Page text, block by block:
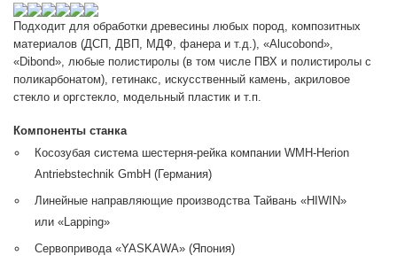
Подходит для обработки древесины любых пород, композитных
материалов (ДСП, ДВП, МДФ, фанера и т.д.), «Alucobond»,
«Dibond», любые полистиролы (в том числе ПВХ и полистиролы с
поликарбонатом), гетинакс, искусственный камень, акриловое
стекло и оргстекло, модельный пластик и т.п.
Компоненты станка
Косозубая система шестерня-рейка компании WMH-Herion
Antriebstechnik GmbH (Германия)
Линейные направляющие производства Тайвань «HIWIN»
или «Lapping»
Сервопривода «YASKAWA» (Япония)